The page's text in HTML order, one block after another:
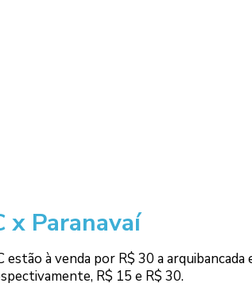
x Paranavaí
à venda por R$ 30 a arquibancada
R$ 15 e R$ 30.